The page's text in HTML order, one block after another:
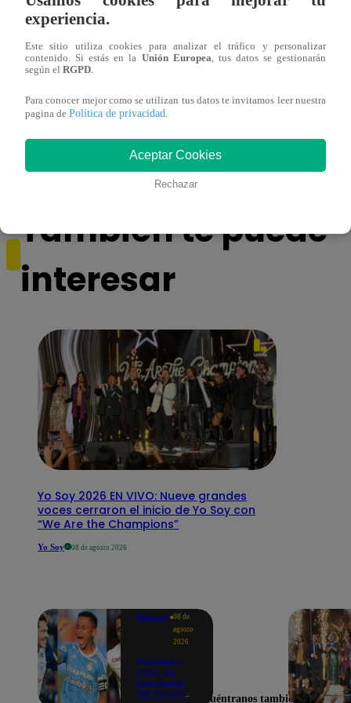
Sofía Franco ocasiona triple choque en
También te puede
interesar
Yo Soy 2026 EN VIVO: Nueve grandes
voces cerraron el inicio de Yo Soy con
“We Are the Champions”
Yo Soy 08 de agosto 2026
Deportes 08 de
agosto
2026
Partidos y
tabla de
posiciones
del Torneo
experiencia.
Este sitio utiliza cookies para analizar el tráfico y personalizar
contenido. Si estás en la Unión Europea, tus datos se gestionarán
según el RGPD.
Para conocer mejor como se utilizan tus datos te invitamos leer nuestra
pagina de Política de privacidad.
Aceptar Cookies
Rechazar
Encuéntranos también en